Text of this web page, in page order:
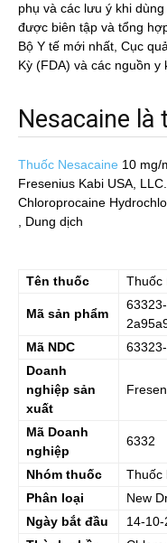
phụ và các lưu ý khi
được biên tập và tổng
Bộ Y tế mới nhất, Cục
Kỳ (FDA) và các nguồn y
Nesacaine là
Thuốc Nesacaine 10 mg/
Fresenius Kabi USA,
Chloroprocaine
, Dung dịch
Tên thuốc Thuốc
Mã sản phẩm
Mã NDC
Doanh
nghiệp sản
xuất
Mã Doanh
nghiệp
6332
Nhóm thuốc
Thuốc
Phân loại
New
Ngày bắt đầu
14-